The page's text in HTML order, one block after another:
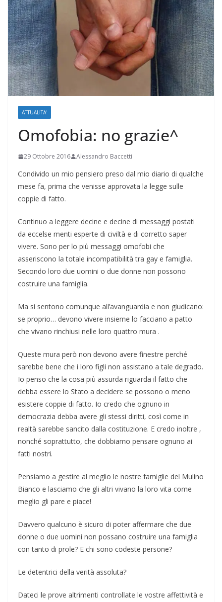
ATTUALITA'
Omofobia: no grazie^
29 Ottobre 2016 Alessandro Baccetti
Condivido un mio pensiero preso dal mio diario di qualche
mese fa, prima che venisse approvata la legge sulle
coppie di fatto.
Continuo a leggere decine e decine di messaggi postati
da eccelse menti esperte di civiltà e di corretto saper
vivere. Sono per lo più messaggi omofobi che
asseriscono la totale incompatibilità tra gay e famiglia.
Secondo loro due uomini o due donne non possono
costruire una famiglia.
Ma si sentono comunque all’avanguardia e non giudicano:
se proprio… devono vivere insieme lo facciano a patto
che vivano rinchiusi nelle loro quattro mura .
Queste mura però non devono avere finestre perché
sarebbe bene che i loro figli non assistano a tale degrado.
Io penso che la cosa più assurda riguarda il fatto che
debba essere lo Stato a decidere se possono o meno
esistere coppie di fatto. Io credo che ognuno in
democrazia debba avere gli stessi diritti, così come in
realtà sarebbe sancito dalla costituzione. E credo inoltre ,
nonché soprattutto, che dobbiamo pensare ognuno ai
fatti nostri.
Pensiamo a gestire al meglio le nostre famiglie del Mulino
Bianco e lasciamo che gli altri vivano la loro vita come
meglio gli pare e piace!
Davvero qualcuno è sicuro di poter affermare che due
donne o due uomini non possano costruire una famiglia
con tanto di prole? E chi sono codeste persone?
Le detentrici della verità assoluta?
Dateci le prove altrimenti controllate le vostre affettività e